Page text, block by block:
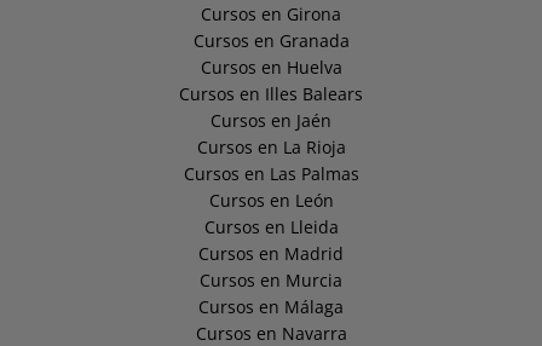
Cursos en Girona
Cursos en Granada
Cursos en Huelva
Cursos en Illes Balears
Cursos en Jaén
Cursos en La Rioja
Cursos en Las Palmas
Cursos en León
Cursos en Lleida
Cursos en Madrid
Cursos en Murcia
Cursos en Málaga
Cursos en Navarra